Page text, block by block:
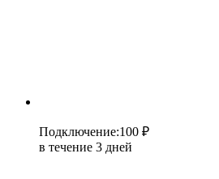
Подключение:100 ₽
в течение 3 дней